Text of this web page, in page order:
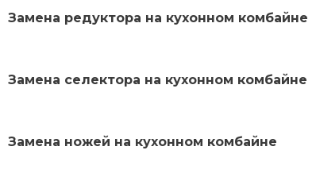
Замена редуктора на кухонном комбайне
Замена селектора на кухонном комбайне
Замена ножей на кухонном комбайне